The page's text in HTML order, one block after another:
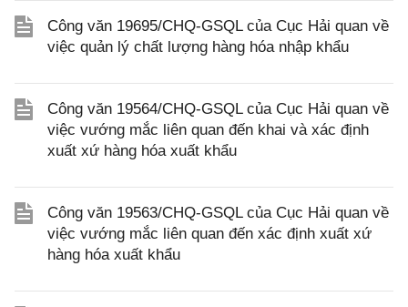
Công văn 19695/CHQ-GSQL của Cục Hải quan về
việc quản lý chất lượng hàng hóa nhập khẩu
Công văn 19564/CHQ-GSQL của Cục Hải quan về
việc vướng mắc liên quan đến khai và xác định
xuất xứ hàng hóa xuất khẩu
Công văn 19563/CHQ-GSQL của Cục Hải quan về
việc vướng mắc liên quan đến xác định xuất xứ
hàng hóa xuất khẩu